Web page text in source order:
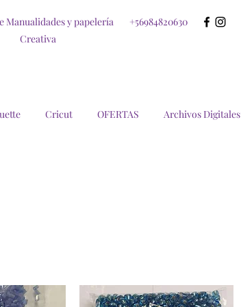
Manualidades y papelería
Creativa
+56984820630
Cricut OFERTAS Archivos Digitales